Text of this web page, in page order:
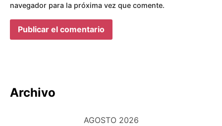
navegador para la próxima vez que comente.
Archivo
AGOSTO 2026